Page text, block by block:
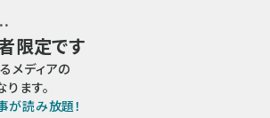
限定です
メディアの
ます。
が読み放題！